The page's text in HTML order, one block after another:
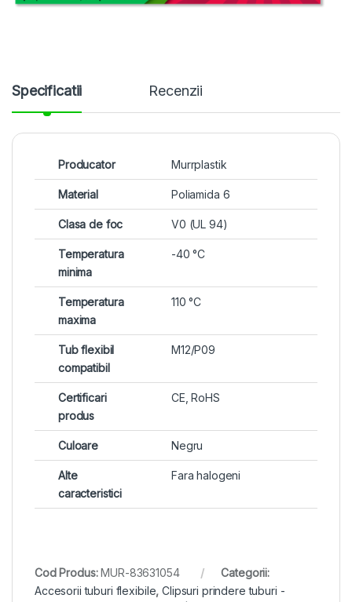
Specificatii Recenzii
Producator Murrplastik
Material Poliamida 6
Clasa de foc V0 (UL 94)
Temperatura
minima
-40 °C
Temperatura
maxima
110 °C
Tub flexibil
compatibil
M12/P09
Certificari
produs
CE, RoHS
Culoare Negru
Alte
caracteristici
Fara halogeni
Cod Produs:MUR-83631054
Categorii:
Accesorii tuburi flexibile,Clipsuri prindere tuburi -